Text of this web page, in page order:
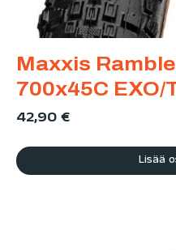
Maxxis
700x45C EXO/
42,90€
Lisää